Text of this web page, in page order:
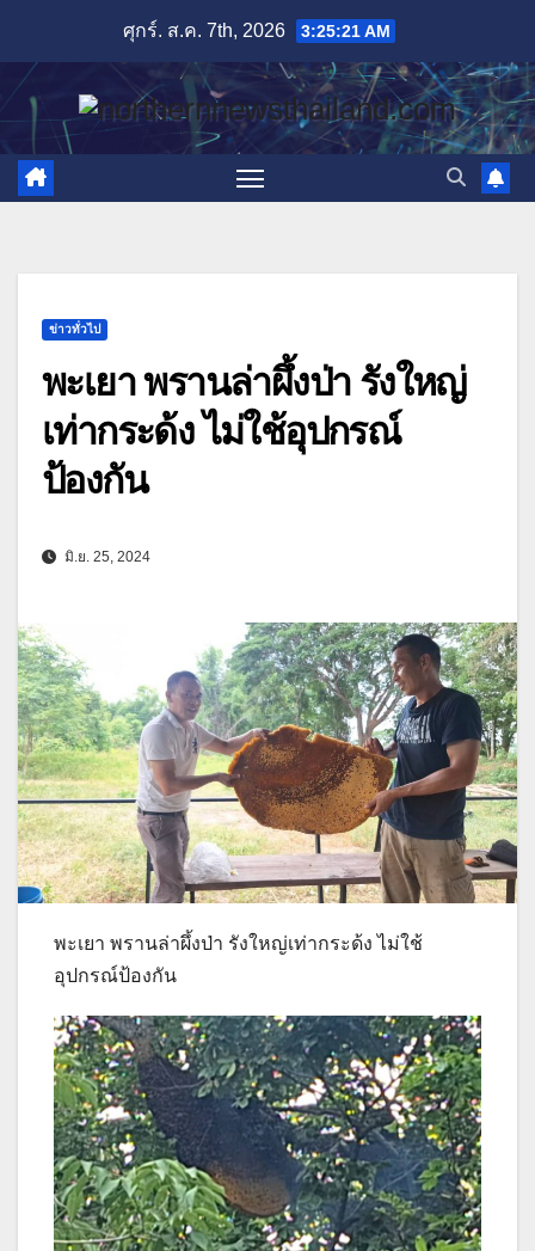
content
ศุกร์. ส.ค. 7th, 2026 3:25:22 AM
ข่าวทั่วไป
พะเยา พรานล่าผึ้งป่า รังใหญ่
เท่ากระด้ง ไม่ใช้อุปกรณ์
ป้องกัน
มิ.ย. 25, 2024
พะเยา พรานล่าผึ้งป่า รังใหญ่เท่ากระด้ง ไม่ใช้
อุปกรณ์ป้องกัน